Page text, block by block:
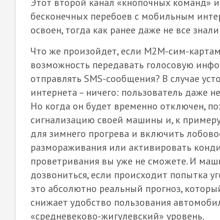
бесконечных перебоев с мобильным
освоен, тогда как ранее даже не все
Что же произойдет, если M2M-сим-
возможность передавать голосовую
отправлять SMS-сообщения? В случае
интернета – ничего: пользователь даже
Но когда он будет временно отключен,
сигнализацию своей машины и, к
для зимнего прогрева и включить
размораживания или активировать
проветривания вы уже не сможете. И
дозвониться, если происходит попытка
это абсолютно реальный прогноз,
снижает удобство пользования
«средневеково-жигулевский» уровень.